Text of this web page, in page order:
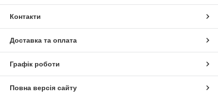
Контакти
Доставка та оплата
Графік роботи
Повна версія сайту